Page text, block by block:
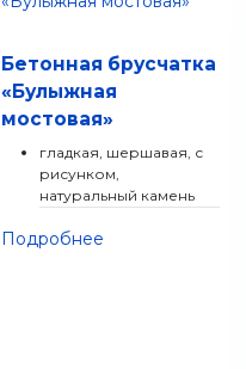
Бетонная брусчатка
«Булыжная
мостовая»
гладкая, шершавая, с
рисунком,
натуральный камень
Подробнее